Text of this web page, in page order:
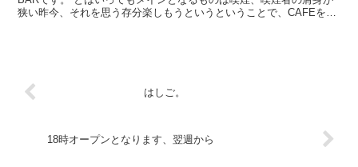
狭い昨今、それを思う存分楽しもうというということで、CAFEを名
はしご。
18時オープンとなります、翌週から